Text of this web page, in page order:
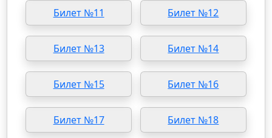
Билет №11 Билет №12
Билет №13 Билет №14
Билет №15 Билет №16
Билет №17 Билет №18